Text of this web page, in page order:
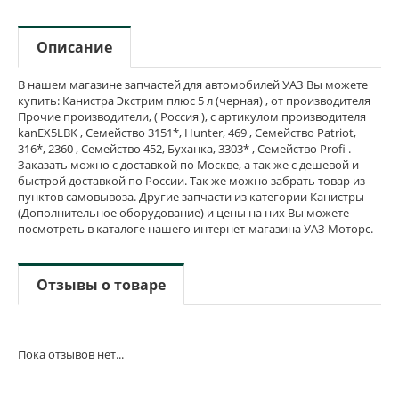
Описание
В нашем магазине запчастей для автомобилей УАЗ Вы можете
купить: Канистра Экстрим плюс 5 л (черная) , от производителя
Прочие производители, ( Россия ), с артикулом производителя
kanEX5LBK , Семейство 3151*, Hunter, 469 , Семейство Patriot,
316*, 2360 , Семейство 452, Буханка, 3303* , Семейство Profi .
Заказать можно с доставкой по Москве, а так же с дешевой и
быстрой доставкой по России. Так же можно забрать товар из
пунктов самовывоза. Другие запчасти из категории Канистры
(Дополнительное оборудование) и цены на них Вы можете
посмотреть в каталоге нашего интернет-магазина УАЗ Моторс.
Отзывы о товаре
Пока отзывов нет...